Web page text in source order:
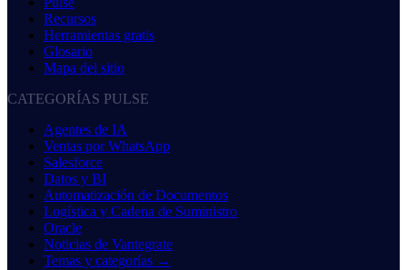
Recursos
Herramientas gratis
Glosario
Mapa del sitio
CATEGORÍAS PULSE
Agentes de IA
Ventas por WhatsApp
Salesforce
Datos y BI
Automatización de Documentos
Logística y Cadena de Suministro
Oracle
Noticias de Vantegrate
Temas y categorías →